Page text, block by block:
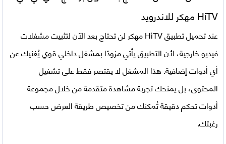
HiTV مهكر للاندرويد
عند تحميل تطبيق HiTV مهكر لن تحتاج بعد الآن لتثبيت مشغلات
فيديو خارجية، لأن التطبيق يأتي مزودًا بمشغل داخلي قوي يُغنيك عن
أي أدوات إضافية. هذا المشغل لا يقتصر فقط على تشغيل
المحتوى، بل يمنحك تجربة مشاهدة متقدمة من خلال مجموعة
أدوات تحكم دقيقة تُمكنك من تخصيص طريقة العرض حسب
رغبتك.